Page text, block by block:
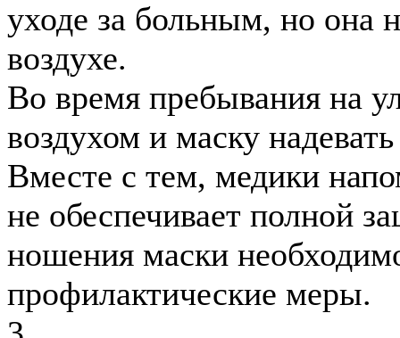
уходе за больным, но она
воздухе.
Во время пребывания на
воздухом и маску
Вместе с тем, медики
не обеспечивает полной
ношения маски
профилактические меры.